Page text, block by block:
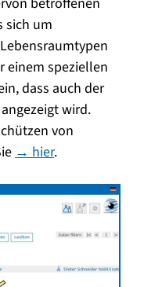
sich um
einem speziellen
dass auch der
wird.
von
→ hier.